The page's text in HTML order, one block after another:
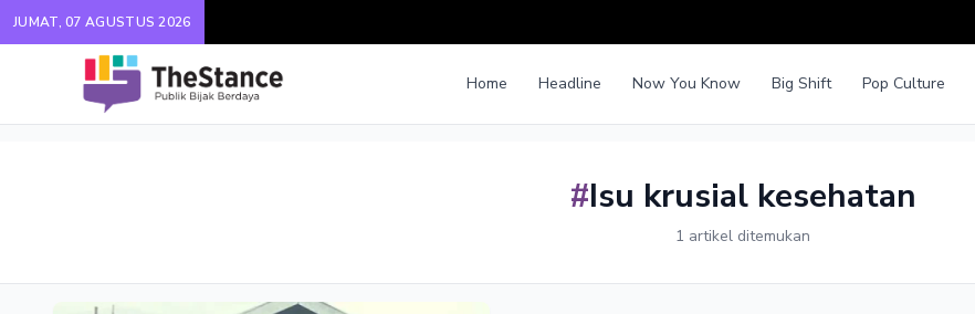
JUMAT, 07 AGUSTUS 2026
Home Headline Now You Know Big Shift Pop Culture
#Isu krusial kesehatan
1 artikel ditemukan